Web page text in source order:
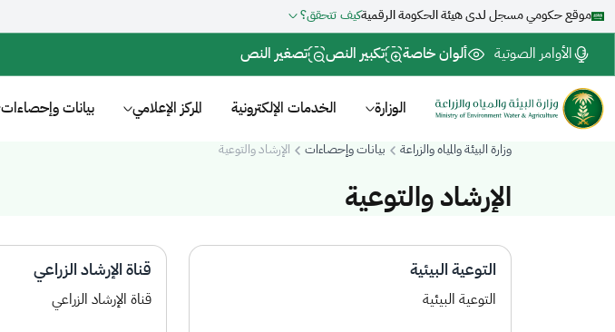
موقع حكومي مسجل لدى هيئة الحكومة الرقميةكيف تتحقق؟
الأوامر الصوتية ألوان خاصة تكبير النص تصغير النص
الوزارة الخدمات الإلكترونية المركز الإعلامي بيانات وإحصاءات
وزارة البيئة والمياه والزراعة بيانات وإحصاءات الإرشاد والتوعية
الإرشاد والتوعية
التوعية البيئية​
التوعية ا​لبيئية
قناة الإرشاد الزراعي​
قناة الإرشاد الزراعي